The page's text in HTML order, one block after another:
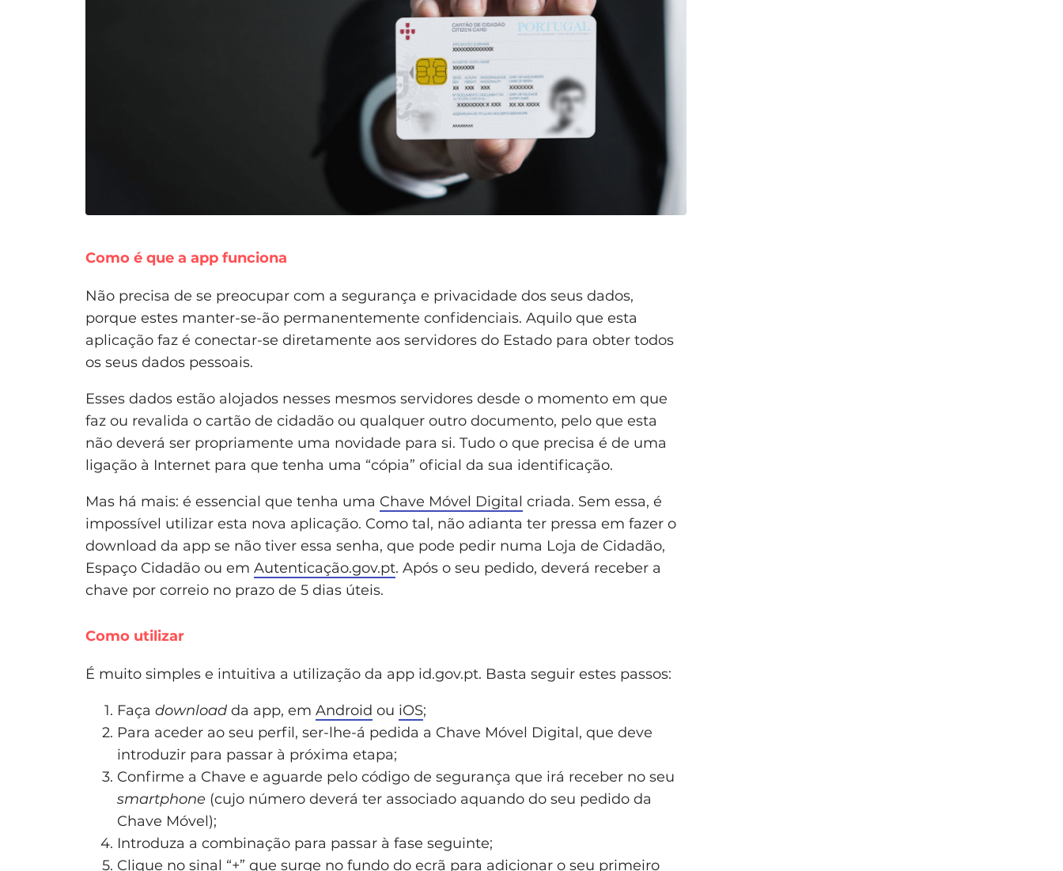
Como é que a app funciona
Não precisa de se preocupar com a segurança e privacidade dos seus dados,
porque estes manter-se-ão permanentemente confidenciais. Aquilo que esta
aplicação faz é conectar-se diretamente aos servidores do Estado para obter todos
os seus dados pessoais.
Esses dados estão alojados nesses mesmos servidores desde o momento em que
faz ou revalida o cartão de cidadão ou qualquer outro documento, pelo que esta
não deverá ser propriamente uma novidade para si. Tudo o que precisa é de uma
ligação à Internet para que tenha uma “cópia” oficial da sua identificação.
Mas há mais: é essencial que tenha uma Chave Móvel Digital criada. Sem essa, é
impossível utilizar esta nova aplicação. Como tal, não adianta ter pressa em fazer o
download da app se não tiver essa senha, que pode pedir numa Loja de Cidadão,
Espaço Cidadão ou em Autenticação.gov.pt. Após o seu pedido, deverá receber a
chave por correio no prazo de 5 dias úteis.
Como utilizar
É muito simples e intuitiva a utilização da app id.gov.pt. Basta seguir estes passos:
Faça download da app, em Android ou iOS;
Para aceder ao seu perfil, ser-lhe-á pedida a Chave Móvel Digital, que deve
introduzir para passar à próxima etapa;
Confirme a Chave e aguarde pelo código de segurança que irá receber no seu
smartphone (cujo número deverá ter associado aquando do seu pedido da
Chave Móvel);
Introduza a combinação para passar à fase seguinte;
Clique no sinal “+” que surge no fundo do ecrã para adicionar o seu primeiro